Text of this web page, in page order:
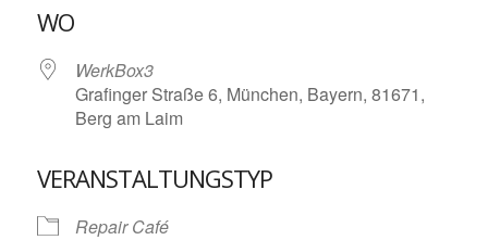
WO
WerkBox3
Grafinger Straße 6, München, Bayern, 81671,
Berg am Laim
VERANSTALTUNGSTYP
Repair Café